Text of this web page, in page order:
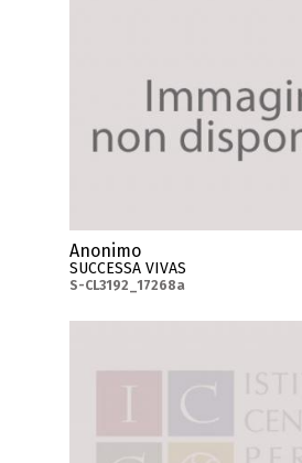
Anonimo
SUCCESSA VIVAS
S-CL3192_17268a